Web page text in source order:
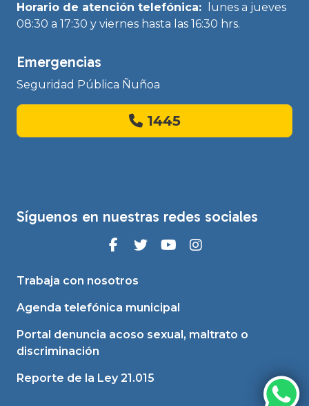
Horario de atención telefónica:
lunes a jueves
08:30 a 17:30 y viernes hasta las 16:30 hrs.
Emergencias
Seguridad Pública Ñuñoa
1445
Síguenos en nuestras redes sociales
Trabaja con nosotros
Agenda telefónica municipal
Portal denuncia acoso sexual, maltrato o
discriminación
Reporte de la Ley 21.015